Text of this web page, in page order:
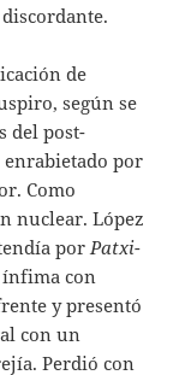
de
según se
del post-
por
Como
nuclear. López
por Patxi-
con
y presentó
con un
Perdió con